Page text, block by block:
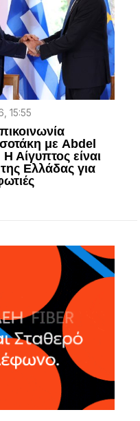
15:55
με Abdel
Αίγυπτος είναι
Ελλάδας για